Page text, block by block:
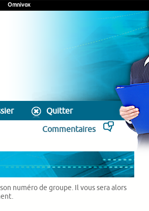
Omnivox
Quitter
Commentaires
numéro de groupe. Il vous sera alors